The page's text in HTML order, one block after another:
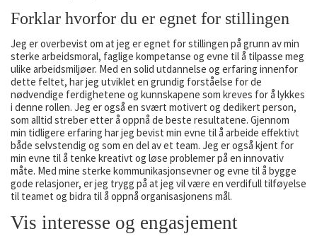
Forklar hvorfor du er egnet for stillingen
Jeg er overbevist om at jeg er egnet for stillingen på grunn av min
sterke arbeidsmoral, faglige kompetanse og evne til å tilpasse meg
ulike arbeidsmiljøer. Med en solid utdannelse og erfaring innenfor
dette feltet, har jeg utviklet en grundig forståelse for de
nødvendige ferdighetene og kunnskapene som kreves for å lykkes
i denne rollen. Jeg er også en svært motivert og dedikert person,
som alltid streber etter å oppnå de beste resultatene. Gjennom
min tidligere erfaring har jeg bevist min evne til å arbeide effektivt
både selvstendig og som en del av et team. Jeg er også kjent for
min evne til å tenke kreativt og løse problemer på en innovativ
måte. Med mine sterke kommunikasjonsevner og evne til å bygge
gode relasjoner, er jeg trygg på at jeg vil være en verdifull tilføyelse
til teamet og bidra til å oppnå organisasjonens mål.
Vis interesse og engasjement